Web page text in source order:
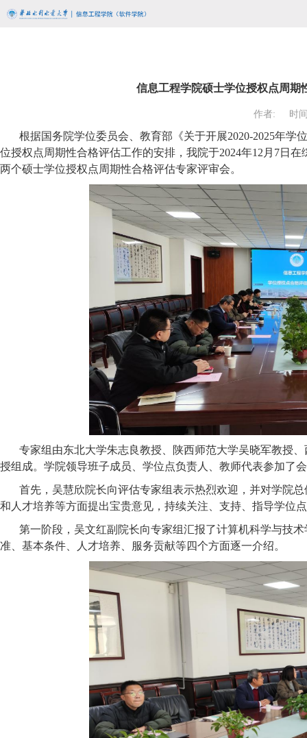
信息工程学院硕士学位授权点周期
作者: 时
根据国务院学位委员会、教育部《关于开展2020-2025年学
位授权点周期性合格评估工作的安排，我院于2024年12月7日
两个硕士学位授权点周期性合格评估专家评审会。
专家组由东北大学朱志良教授、陕西师范大学吴晓军教授
授组成。学院领导班子成员 、学位点负责人、教师代表参加了
首先，吴慧欣院长向评估专家组表示热烈欢迎，并对学院
和人才培养等方面提出宝贵意见，持续关注、支持、指导学位
第一阶段，吴文红副院长向专家组汇报了计算机科学与技
准、基本条件、人才培养、服务贡献等四个方面逐一介绍。